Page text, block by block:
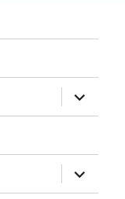
öffnen
öffnen